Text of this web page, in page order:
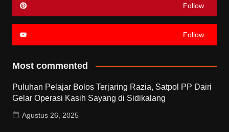
Follow
Follow
Most commented
Puluhan Pelajar Bolos Terjaring Razia, Satpol PP Dairi
Gelar Operasi Kasih Sayang di Sidikalang
Agustus 26, 2025